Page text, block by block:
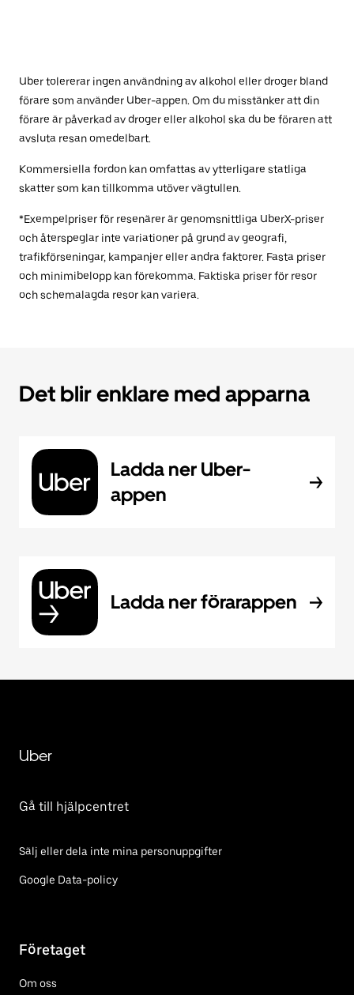
Uber tolererar ingen användning av alkohol eller droger bland
förare som använder Uber-appen. Om du misstänker att din
förare är påverkad av droger eller alkohol ska du be föraren att
avsluta resan omedelbart.
Kommersiella fordon kan omfattas av ytterligare statliga
skatter som kan tillkomma utöver vägtullen.
*Exempelpriser för resenärer är genomsnittliga UberX-priser
och återspeglar inte variationer på grund av geografi,
trafikförseningar, kampanjer eller andra faktorer. Fasta priser
och minimibelopp kan förekomma. Faktiska priser för resor
och schemalagda resor kan variera.
Det blir enklare med apparna
Ladda ner Uber-
appen
Ladda ner förarappen
Uber
Gå till hjälpcentret
Sälj eller dela inte mina personuppgifter
Google Data-policy
Företaget
Om oss